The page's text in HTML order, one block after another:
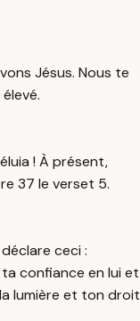
Jésus. Nous te
! À présent,
37 le verset 5.
ceci :
confiance en lui et
lumière et ton droit